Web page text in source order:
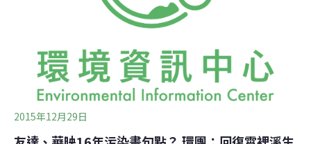
以來的工業發展，沒有侵染這條河流的潔淨，只要簡易處
理，人們便可取得所需水源，自來水公司更因此將霄裡溪
2015年12月29日